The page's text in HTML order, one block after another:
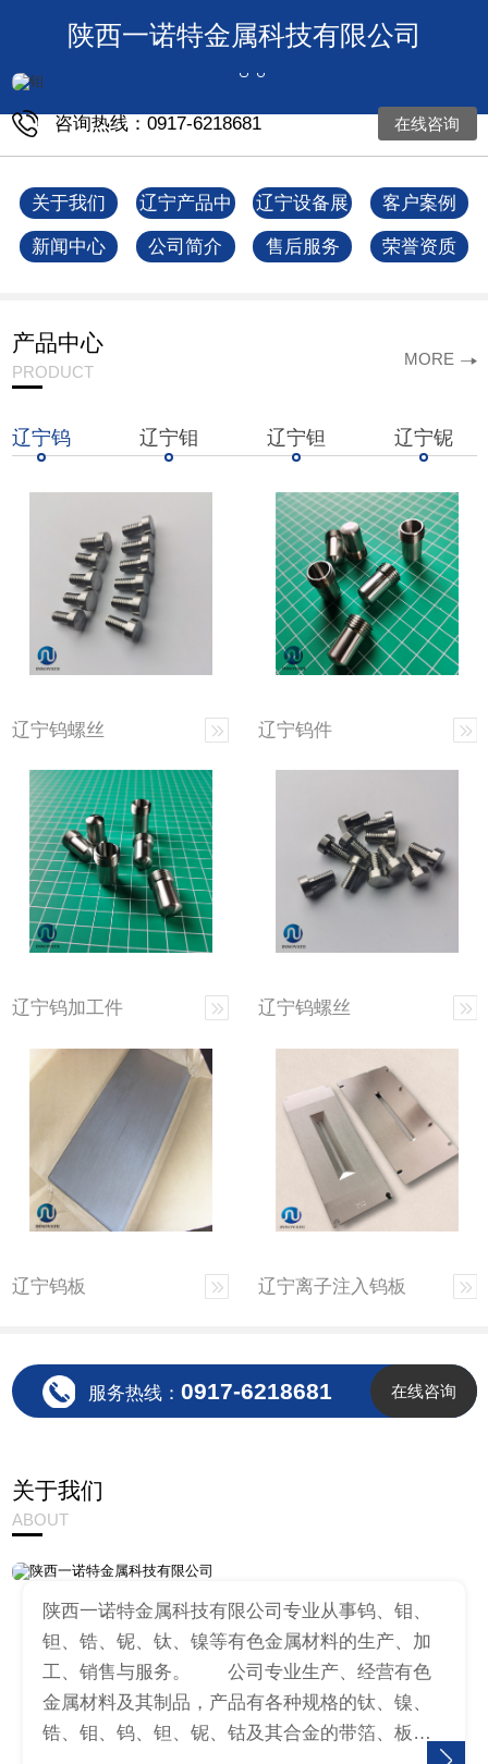
陕西一诺特金属科技有限公司
咨询热线：0917-6218681 在线咨询
关于我们
辽宁产品中
心
辽宁设备展
示
客户案例
新闻中心 公司简介 售后服务 荣誉资质
产品中心
PRODUCT
MORE
辽宁钨 辽宁钼 辽宁钽 辽宁铌
辽宁钨螺丝 辽宁钨件
辽宁钨加工件 辽宁钨螺丝
辽宁钨板 辽宁离子注入钨板
服务热线： 0917-6218681 在线咨询
关于我们
ABOUT
陕西一诺特金属科技有限公司专业从事钨、钼、
钽、锆、铌、钛、镍等有色金属材料的生产、加
工、销售与服务。 公司专业生产、经营有色
金属材料及其制品，产品有各种规格的钛、镍、
锆、钼、钨、钽、铌、钴及其合金的带箔、板、